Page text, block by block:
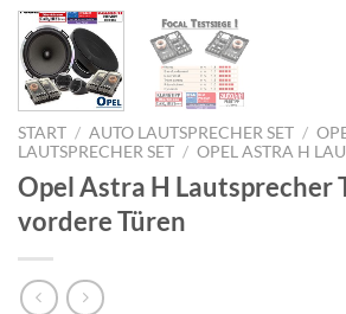
START / AUTO LAUTSPRECHER SET /
LAUTSPRECHER SET / OPEL ASTRA H
Opel Astra H Lautsprecher
vordere Türen